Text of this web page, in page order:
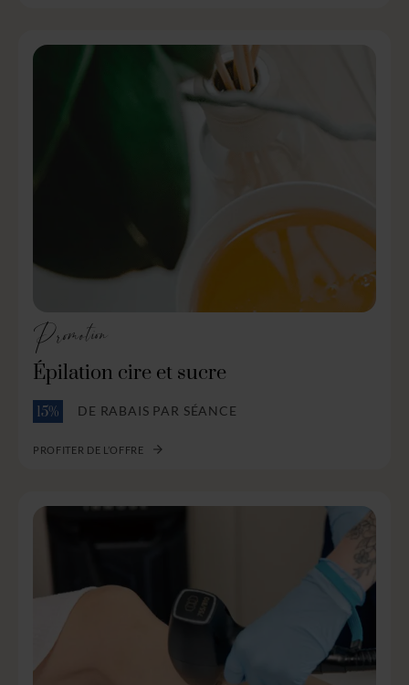
Promotion
Épilation cire et sucre
15% DE RABAIS PAR SÉANCE
PROFITER DE L’OFFRE